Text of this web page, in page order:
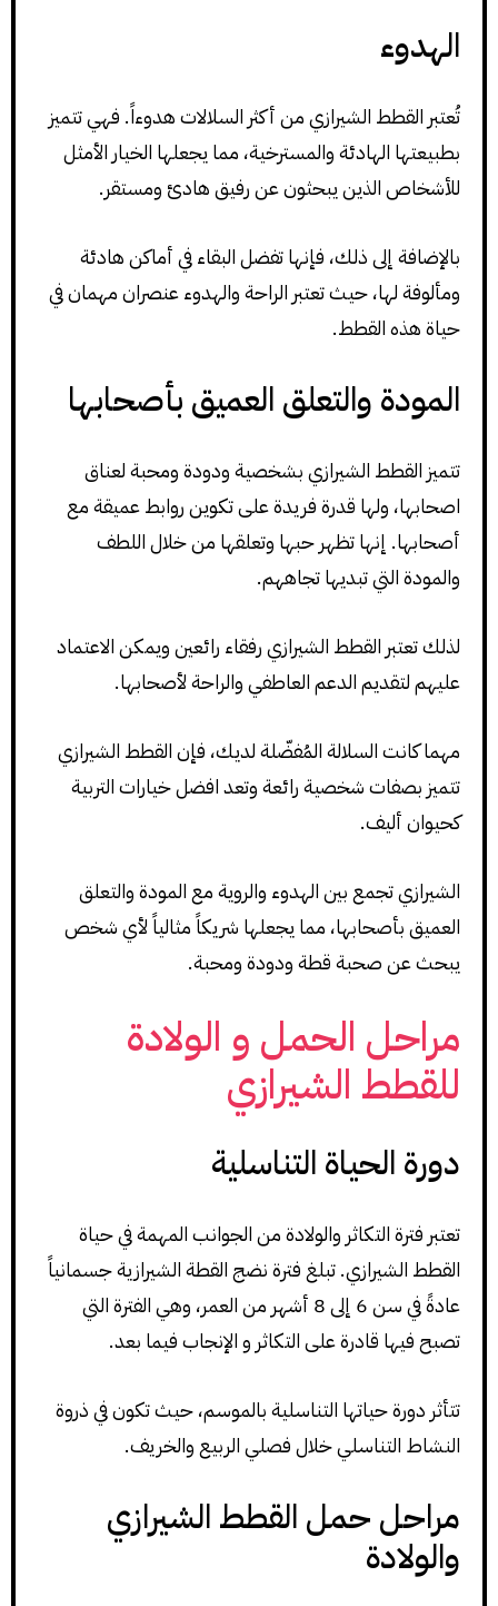
الهدوء
تُعتبر القطط الشيرازي من أكثر السلالات هدوءاً. فهي تتميز
بطبيعتها الهادئة والمسترخية، مما يجعلها الخيار الأمثل
للأشخاص الذين يبحثون عن رفيق هادئ ومستقر.
بالإضافة إلى ذلك، فإنها تفضل البقاء في أماكن هادئة
ومألوفة لها، حيث تعتبر الراحة والهدوء عنصران مهمان في
حياة هذه القطط.
المودة والتعلق العميق بأصحابها
تتميز القطط الشيرازي بشخصية ودودة ومحبة لعناق
اصحابها، ولها قدرة فريدة على تكوين روابط عميقة مع
أصحابها. إنها تظهر حبها وتعلقها من خلال اللطف
والمودة التي تبديها تجاههم.
لذلك تعتبر القطط الشيرازي رفقاء رائعين ويمكن الاعتماد
عليهم لتقديم الدعم العاطفي والراحة لأصحابها.
مهما كانت السلالة المُفضّلة لديك، فإن القطط الشيرازي
تتميز بصفات شخصية رائعة وتعد افضل خيارات التربية
كحيوان أليف.
الشيرازي تجمع بين الهدوء والروية مع المودة والتعلق
العميق بأصحابها، مما يجعلها شريكاً مثالياً لأي شخص
يبحث عن صحبة قطة ودودة ومحبة.
مراحل الحمل و الولادة
للقطط الشيرازي
دورة الحياة التناسلية
تعتبر فترة التكاثر والولادة من الجوانب المهمة في حياة
القطط الشيرازي. تبلغ فترة نضج القطة الشيرازية جسمانياً
عادةً في سن 6 إلى 8 أشهر من العمر، وهي الفترة التي
تصبح فيها قادرة على التكاثر و الإنجاب فيما بعد.
تتأثر دورة حياتها التناسلية بالموسم، حيث تكون في ذروة
النشاط التناسلي خلال فصلي الربيع والخريف.
مراحل حمل القطط الشيرازي
والولادة